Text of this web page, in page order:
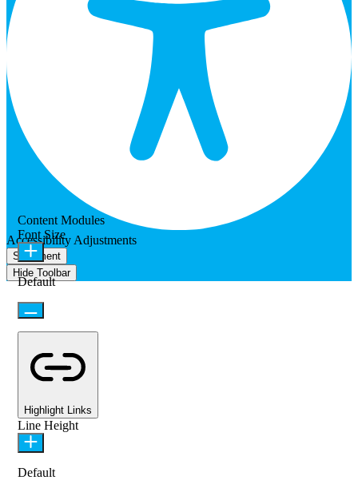
Accessibility Adjustments
Statement
Hide Toolbar
Content Modules
Font Size
Default
Highlight Links
Line Height
Default